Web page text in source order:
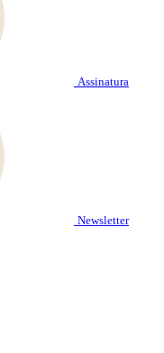
Assinatura
Newsletter